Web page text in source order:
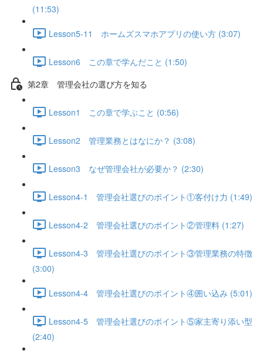
(11:53)
Lesson5-11 ホームズスマホアプリの使い方 (3:07)
Lesson6 この章で学んだこと (1:50)
第2章 管理会社の選び方を知る
Lesson1 この章で学ぶこと (0:56)
Lesson2 管理業務とはなにか？ (3:08)
Lesson3 なぜ管理会社が必要か？ (2:30)
Lesson4-1 管理会社選びのポイント①客付け力 (1:49)
Lesson4-2 管理会社選びのポイント②管理料 (1:27)
Lesson4-3 管理会社選びのポイント③管理業務の特徴
(3:00)
Lesson4-4 管理会社選びのポイント④囲い込み (5:01)
Lesson4-5 管理会社選びのポイント⑤家主寄り添い型
(2:40)